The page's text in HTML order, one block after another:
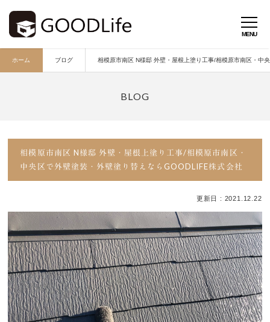
ホーム ブログ 相模原市南区 N様邸 外壁・屋根上塗り工事/相模原市南区・中
相模原市南区 N様邸 外壁・屋根上塗り工事/相模原市南区・
中央区で外壁塗装・外壁塗り替えならGOODLIFE株式会社
更新日 : 2021.12.22